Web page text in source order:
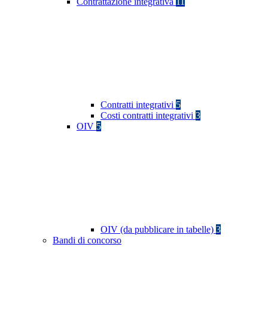
Contratti integrativi 5
Costi contratti integrativi 3
OIV 5
OIV (da pubblicare in tabelle) 3
Bandi di concorso